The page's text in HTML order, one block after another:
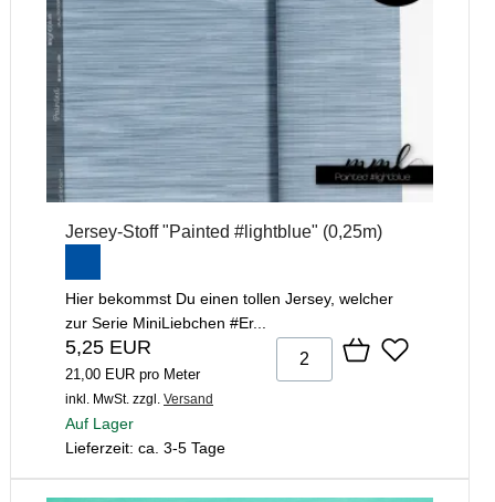
Jersey-Stoff "Painted #lightblue" (0,25m)
Hier bekommst Du einen tollen Jersey, welcher
zur Serie MiniLiebchen #Er...
5,25 EUR
21,00 EUR pro Meter
inkl. MwSt. zzgl. Versand
Auf Lager
Lieferzeit: ca. 3-5 Tage